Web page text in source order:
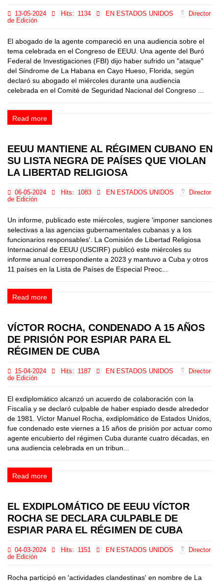
13-05-2024 Hits: 1134 EN ESTADOS UNIDOS
Director
de Edición
El abogado de la agente compareció en una audiencia sobre el
tema celebrada en el Congreso de EEUU. Una agente del Buró
Federal de Investigaciones (FBI) dijo haber sufrido un "ataque"
del Síndrome de La Habana en Cayo Hueso, Florida, según
declaró su abogado el miércoles durante una audiencia
celebrada en el Comité de Seguridad Nacional del Congreso ...
Read more
EEUU MANTIENE AL RÉGIMEN CUBANO EN
SU LISTA NEGRA DE PAÍSES QUE VIOLAN
LA LIBERTAD RELIGIOSA
06-05-2024 Hits: 1083 EN ESTADOS UNIDOS
Director
de Edición
Un informe, publicado este miércoles, sugiere 'imponer sanciones
selectivas a las agencias gubernamentales cubanas y a los
funcionarios responsables'. La Comisión de Libertad Religiosa
Internacional de EEUU (USCIRF) publicó este miércoles su
informe anual correspondiente a 2023 y mantuvo a Cuba y otros
11 países en la Lista de Países de Especial Preoc...
Read more
VÍCTOR ROCHA, CONDENADO A 15 AÑOS
DE PRISIÓN POR ESPIAR PARA EL
RÉGIMEN DE CUBA
15-04-2024 Hits: 1187 EN ESTADOS UNIDOS
Director
de Edición
El exdiplomático alcanzó un acuerdo de colaboración con la
Fiscalía y se declaró culpable de haber espiado desde alrededor
de 1981. Víctor Manuel Rocha, exdiplomático de Estados Unidos,
fue condenado este viernes a 15 años de prisión por actuar como
agente encubierto del régimen Cuba durante cuatro décadas, en
una audiencia celebrada en un tribun...
Read more
EL EXDIPLOMÁTICO DE EEUU VÍCTOR
ROCHA SE DECLARA CULPABLE DE
ESPIAR PARA EL RÉGIMEN DE CUBA
04-03-2024 Hits: 1151 EN ESTADOS UNIDOS
Director
de Edición
Rocha participó en 'actividades clandestinas' en nombre de La